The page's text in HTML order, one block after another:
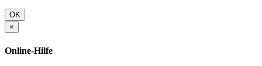
OK
×
Online-Hilfe